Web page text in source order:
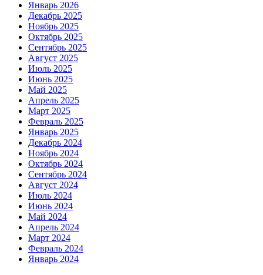
Январь 2026
Декабрь 2025
Ноябрь 2025
Октябрь 2025
Сентябрь 2025
Август 2025
Июль 2025
Июнь 2025
Май 2025
Апрель 2025
Март 2025
Февраль 2025
Январь 2025
Декабрь 2024
Ноябрь 2024
Октябрь 2024
Сентябрь 2024
Август 2024
Июль 2024
Июнь 2024
Май 2024
Апрель 2024
Март 2024
Февраль 2024
Январь 2024